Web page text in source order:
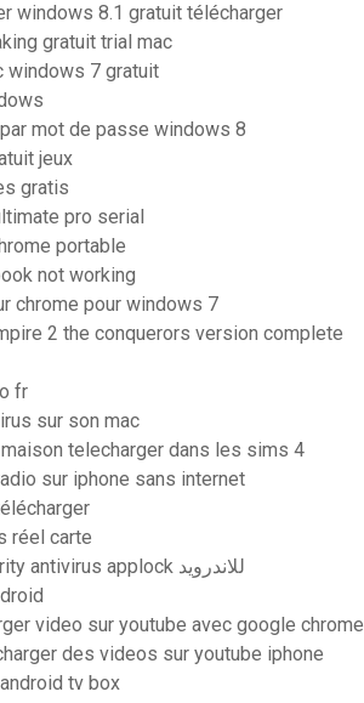
windows 8.1 gratuit télécharger
gratuit trial mac
windows 7 gratuit
mot de passe windows 8
jeux
gratis
pro serial
portable
not working
chrome pour windows 7
2 the conquerors version complete
fr
sur son mac
telecharger dans les sims 4
sur iphone sans internet
réel carte
تحميل برنامج cm security antivirus applock للاندرويد
video sur youtube avec google chrome
des videos sur youtube iphone
tv box